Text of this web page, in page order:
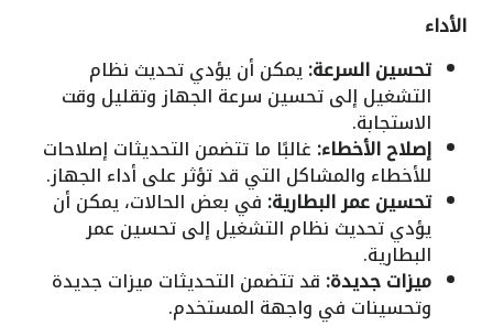
الأداء
تحسين السرعة:يمكن أن يؤدي تحديث نظام
التشغيل إلى تحسين سرعة الجهاز وتقليل وقت
الاستجابة.
إصلاح الأخطاء: غالبًا ما تتضمن التحديثات إصلاحات
للأخطاء والمشاكل التي قد تؤثر على أداء الجهاز.
تحسين عمر البطارية: في بعض الحالات، يمكن أن
يؤدي تحديث نظام التشغيل إلى تحسين عمر
البطارية.
ميزات جديدة: قد تتضمن التحديثات ميزات جديدة
وتحسينات في واجهة المستخدم.